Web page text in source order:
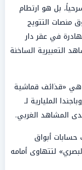
بل هو ارتطام
التتويج
في عقر دار
التعبيرية الساخنة
هي «قذائف قماشية
المليارية لـ
المشاهد الغربي.
حسابات أبواق
لتتهاوى أمامه